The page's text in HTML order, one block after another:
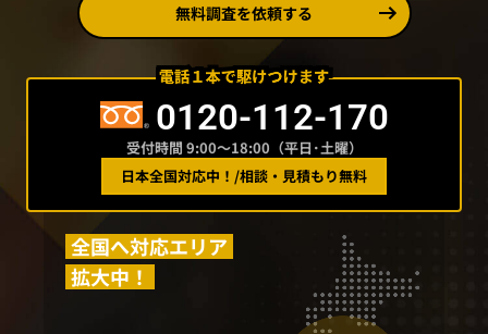
無料調査を依頼する
日本全国対応中！ /相談・見積もり無料
0120-112-170
受付時間 9:00〜18:00（平日･土曜）
全国へ対応エリア
拡大中！